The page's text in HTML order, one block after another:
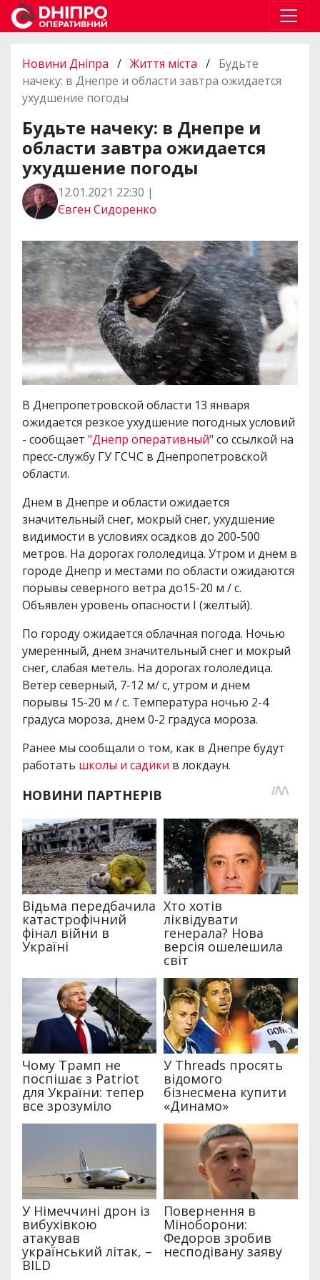
Новини Дніпра / Життя міста / Будьте
начеку: в Днепре и области завтра ожидается
ухудшение погоды
Будьте начеку: в Днепре и
области завтра ожидается
ухудшение погоды
12.01.2021 22:30 |
Євген Сидоренко
В Днепропетровской области 13 января
ожидается резкое ухудшение погодных условий
- сообщает "Днепр оперативный" со ссылкой на
пресс-службу ГУ ГСЧС в Днепропетровской
области.
Днем в Днепре и области ожидается
значительный снег, мокрый снег, ухудшение
видимости в условиях осадков до 200-500
метров. На дорогах гололедица. Утром и днем ​​в
городе Днепр и местами по области ожидаются
порывы северного ветра до15-20 м / с.
Объявлен уровень опасности I (желтый).
По городу ожидается облачная погода. Ночью
умеренный, днем ​​значительный снег и мокрый
снег, слабая метель. На дорогах гололедица.
Ветер северный, 7-12 м/ с, утром и днем ​​
порывы 15-20 м / с. Температура ночью 2-4
градуса мороза, днем ​​0-2 градуса мороза.
Ранее мы сообщали о том, как в Днепре будут
работать школы и садики в локдаун.